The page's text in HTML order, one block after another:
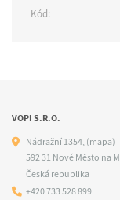
Kód:
VOPI S.R.O.
Nádražní 1354, (mapa)
592 31 Nové Město na
Česká republika
+420 733 528 899